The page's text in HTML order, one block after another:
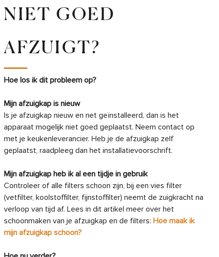
NIET GOED
AFZUIGT?
Hoe los ik dit probleem op?
Mijn afzuigkap is nieuw
Is je afzuigkap nieuw en net geïnstalleerd, dan is het
apparaat mogelijk niet goed geplaatst. Neem contact op
met je keukenleverancier. Heb je de afzuigkap zelf
geplaatst, raadpleeg dan het installatievoorschrift.
Mijn afzuigkap heb ik al een tijdje in gebruik
Controleer of alle filters schoon zijn, bij een vies filter
(vetfilter, koolstoffilter, fijnstoffilter) neemt de zuigkracht na
verloop van tijd af. Lees in dit artikel meer over het
schoonmaken van je afzuigkap en de filters: Hoe maak ik
mijn afzuigkap schoon?